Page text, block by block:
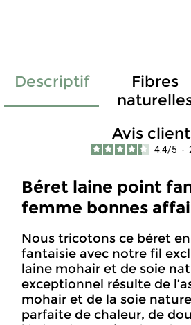
Descriptif
Béret laine point
femme bonnes
Nous tricotons ce béret
fantaisie avec notre fil
laine mohair et de soie
exceptionnel résulte de
mohair et de la soie
parfaite de chaleur, de
Fibres
Avis
4.4/5 -